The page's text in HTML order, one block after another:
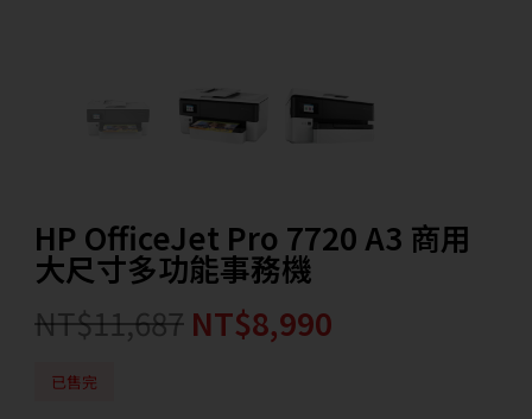
HP OfficeJet Pro 7720 A3 商用
大尺寸多功能事務機
NT$11,687 NT$8,990
已售完